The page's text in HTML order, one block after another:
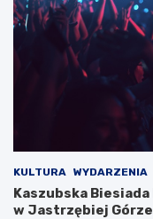
KULTURA WYDARZENIA
Kaszubska
w Jastrzębiej Górze